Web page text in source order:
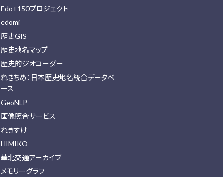
Edo+150プロジェクト
edomi
歴史GIS
歴史地名マップ
歴史的ジオコーダー
れきちめ：日本歴史地名統合データベ
ース
GeoNLP
画像照合サービス
れきすけ
HIMIKO
華北交通アーカイブ
メモリーグラフ